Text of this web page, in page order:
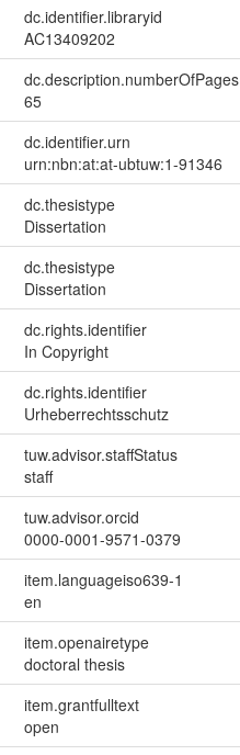
dc.identifier.libraryid
AC13409202
dc.description.numberOfPages
65
dc.identifier.urn
urn:nbn:at:at-ubtuw:1-91346
dc.thesistype
Dissertation
dc.thesistype
Dissertation
dc.rights.identifier
In Copyright
dc.rights.identifier
Urheberrechtsschutz
tuw.advisor.staffStatus
staff
tuw.advisor.orcid
0000-0001-9571-0379
item.languageiso639-1
en
item.openairetype
doctoral thesis
item.grantfulltext
open